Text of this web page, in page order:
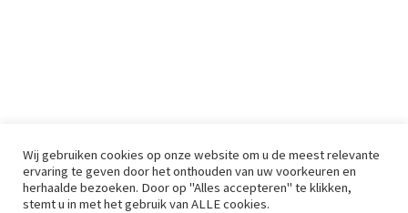
Wij gebruiken cookies op onze website om u de meest relevante
ervaring te geven door het onthouden van uw voorkeuren en
herhaalde bezoeken. Door op "Alles accepteren" te klikken,
stemt u in met het gebruik van ALLE cookies.